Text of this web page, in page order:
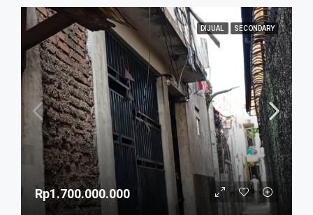
DIJUAL SECONDARY
Rp1.700.000.000